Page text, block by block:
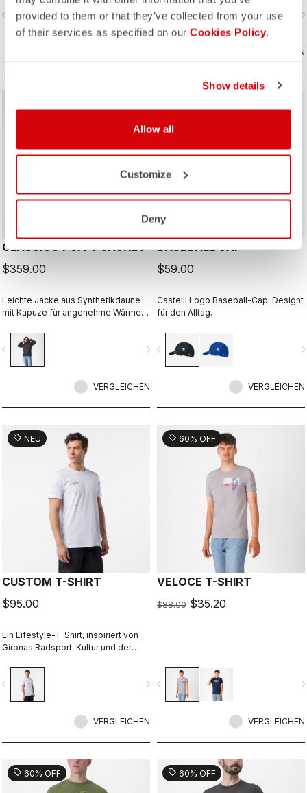
provided to them or that they’ve collected from your use
of their services as specified on our Cookies Policy.
Show details
Allow all
Customize
Deny
Radsport hinaus.
navigate_next
Radsport hinaus.
navigate_before
VERGLEICHEN
CLASSICO PUFFY JACKET
$359.00
Leichte Jacke aus Synthetikdaune
mit Kapuze für angenehme Wärme.
Bikepacking und Regeneration.
navigate_next
VERGLEICHEN
BASEBALL CAP
$59.00
Castelli Logo Baseball-Cap. Designt
für den Alltag.
navigate_before
VERGLEICHEN
sell NEU
CUSTOM T-SHIRT
$95.00
Ein Lifestyle-T-Shirt, inspiriert von
Gironas Radsport-Kultur und der
Zusammenarbeit mit R-A/D.
navigate_next
VERGLEICHEN
sell 60% OFF
VELOCE T-SHIRT
$88.00 $35.20
navigate_before
VERGLEICHEN
sell 60% OFF sell 60% OFF